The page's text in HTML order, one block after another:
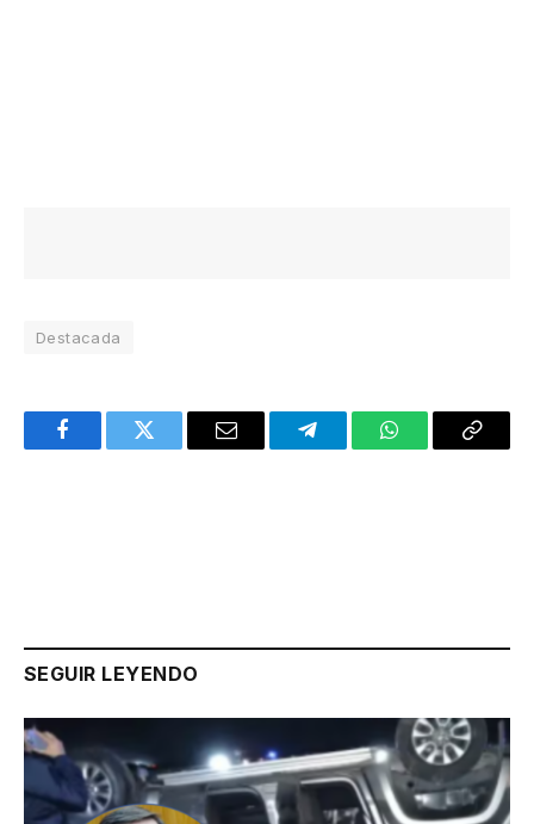
Destacada
FacebookTwitter Email TelegramWhatsAppCopy
SEGUIR LEYENDO